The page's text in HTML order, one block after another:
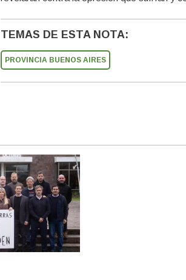
TEMAS DE ESTA NOTA:
PROVINCIA BUENOS AIRES